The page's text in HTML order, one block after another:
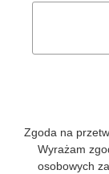
Zgoda na
Wyrażam
osobowych